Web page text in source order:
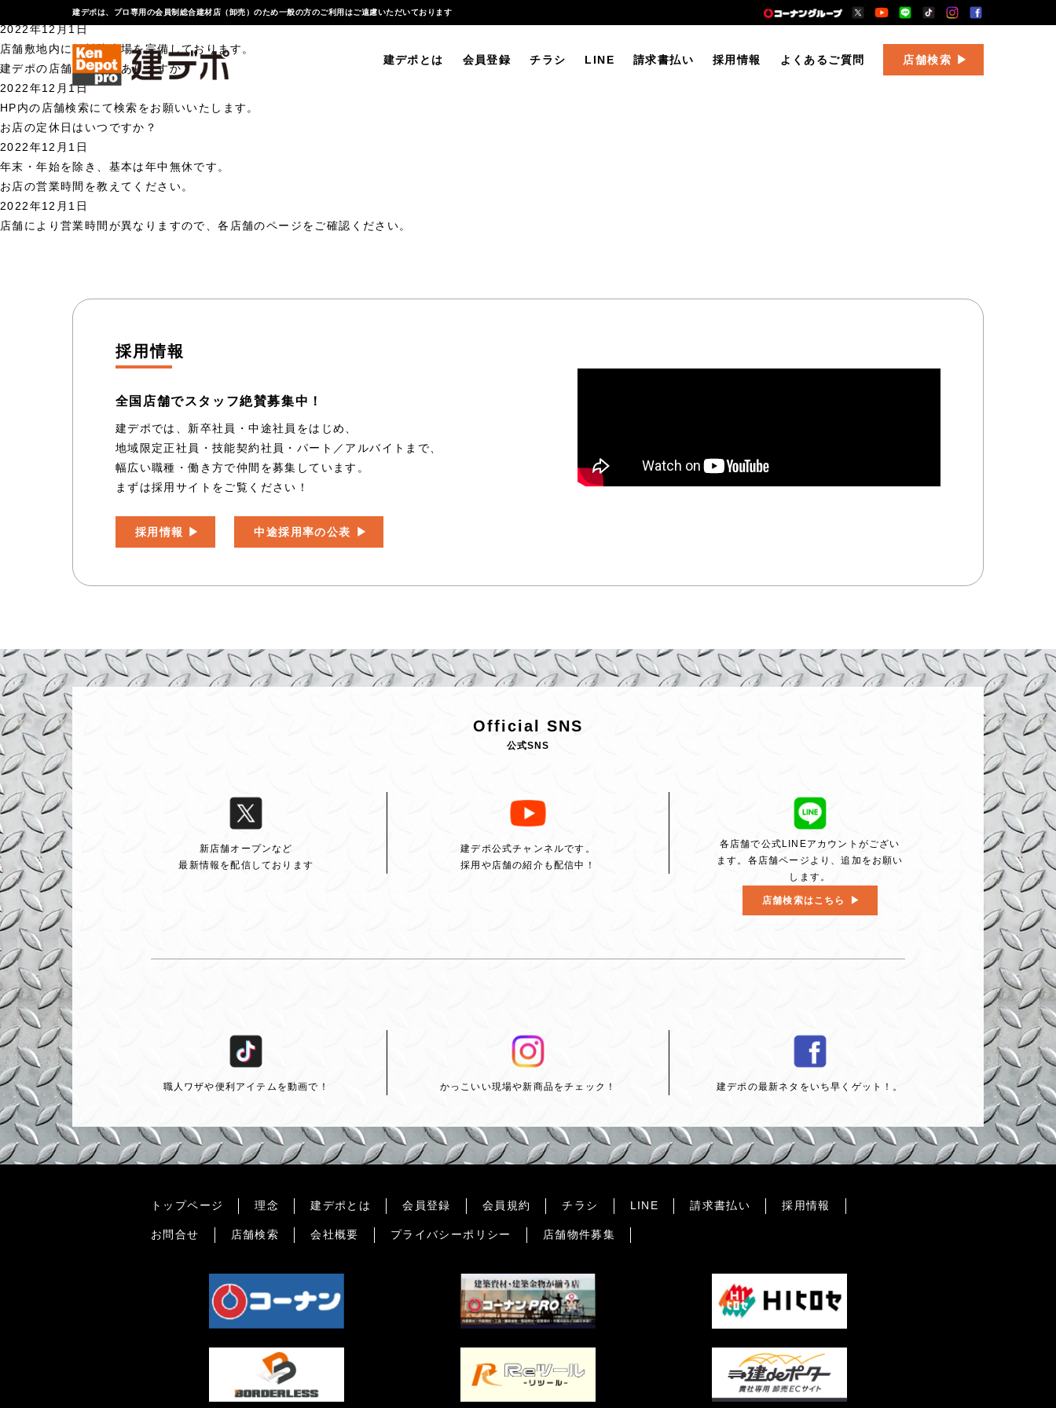
建デポは、プロ専用の会員制総合建材店（卸売）のため一般の方のご利用はご遠慮いただいております
建デポとは 会員登録 チラシ LINE 請求書払い 採用情報 よくあるご質問 店舗検索
駐車場はありますか？
2022年12月1日
店舗敷地内に無料駐車場を完備しております。
建デポの店舗はどこにありますか？
2022年12月1日
HP内の店舗検索にて検索をお願いいたします。
お店の定休日はいつですか？
2022年12月1日
年末・年始を除き、基本は年中無休です。
お店の営業時間を教えてください。
2022年12月1日
店舗により営業時間が異なりますので、各店舗のページをご確認ください。
採用情報
全国店舗でスタッフ絶賛募集中！
建デポでは、新卒社員・中途社員をはじめ、
地域限定正社員・技能契約社員・パート／アルバイトまで、
幅広い職種・働き方で仲間を募集しています。
まずは採用サイトをご覧ください！
採用情報 中途採用率の公表
Official SNS
公式SNS
新店舗オープンなど
最新情報を配信しております
建デポ公式チャンネルです。
採用や店舗の紹介も配信中！
各店舗で公式LINEアカウントがござい
ます。各店舗ページより、追加をお願い
します。
店舗検索はこちら
職人ワザや便利アイテムを動画で！ かっこいい現場や新商品をチェック！ 建デポの最新ネタをいち早くゲット！。
トップページ 理念 建デポとは 会員登録 会員規約 チラシ LINE 請求書払い 採用情報
お問合せ 店舗検索 会社概要 プライバシーポリシー 店舗物件募集